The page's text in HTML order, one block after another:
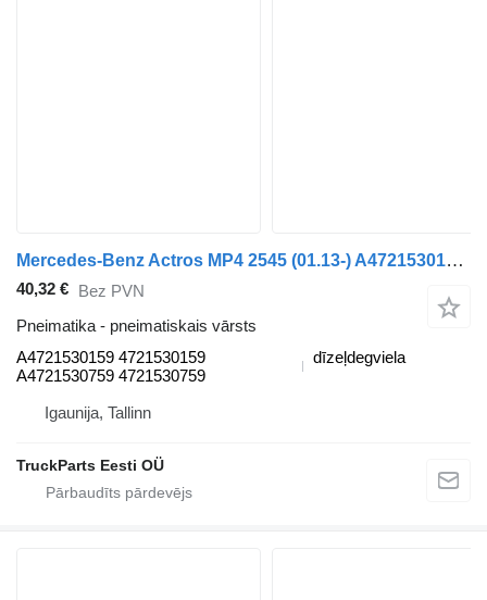
Mercedes-Benz Actros MP4 2545 (01.13-) A4721530159 pneimatiskais vārsts paredzēts Mercedes-Benz Actros MP4 Antos Arocs (2012-) vilcēja
40,32 € Bez PVN
Pneimatika - pneimatiskais vārsts
A4721530159 4721530159
A4721530759 4721530759
dīzeļdegviela
Igaunija, Tallinn
TruckParts Eesti OÜ